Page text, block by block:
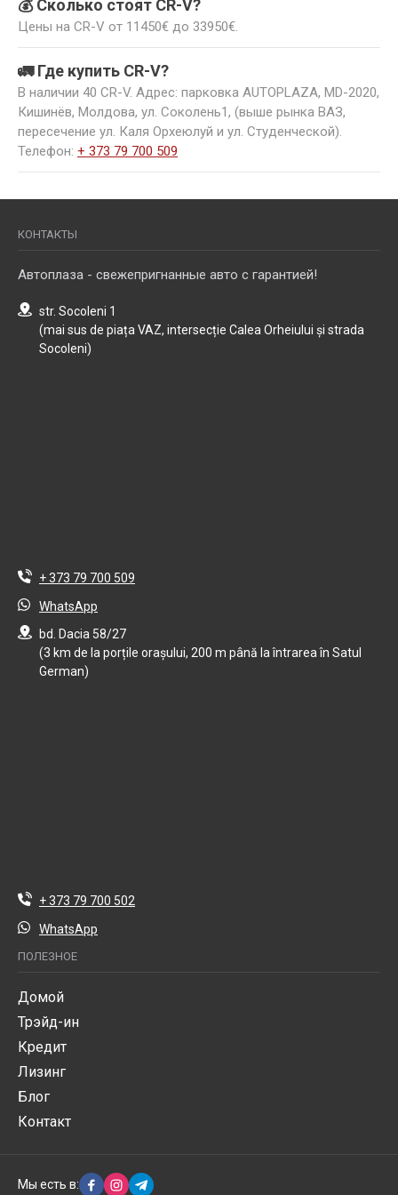
способности клиентов;
• предлагают дополнительные скидки;
• предлагают различные формы финансирования ―
лизинг, кредит, обмен trade-in;
• бесплатно регистрируют авто;
• преподносят в подарок комплект сезонной резины;
это выгодно, престижно, надежно. Станьте
привлекательной цене.
💰 Сколько стоят CR-V?
Цены на CR-V от 11450€ до 33950€.
🚛 Где купить CR-V?
В наличии 40 CR-V. Адрес: парковка AUTOPLAZA, MD-2020,
Кишинёв, Молдова, ул. Соколень1, (выше рынка ВАЗ,
пересечение ул. Каля Орхеюлуй и ул. Студенческой).
Телефон: + 373 79 700 509
КОНТАКТЫ
Автоплаза - свежепригнанные авто с гарантией!
str. Socoleni 1
(mai sus de piața VAZ, intersecție Calea Orheiului și strada
Socoleni)
+ 373 79 700 509
WhatsApp
bd. Dacia 58/27
(3 km de la porțile orașului, 200 m până la întrarea în Satul
German)
+ 373 79 700 502
WhatsApp
ПОЛЕЗНОЕ
Домой
Трэйд-ин
Кредит
Лизинг
Блог
Контакт
Мы есть в: